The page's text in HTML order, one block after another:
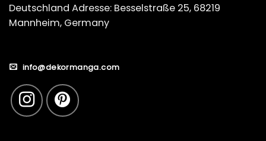
Deutschland Adresse: Besselstraße 25, 68219
Mannheim, Germany
info@dekormanga.com